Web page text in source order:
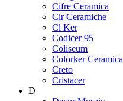
Cifre Ceramica
Cir Ceramiche
Cl Ker
Codicer 95
Coliseum
Colorker Ceramica
Creto
Cristacer
D